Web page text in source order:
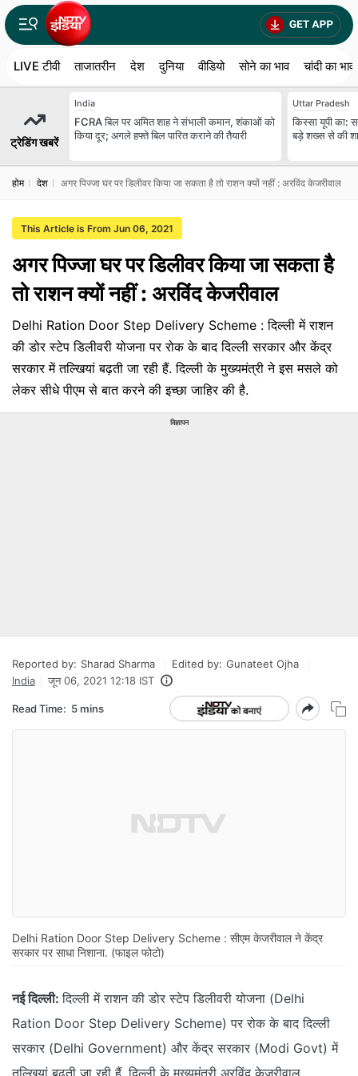
LIVE टीवी ताजातरीन देश दुनिया वीडियो सोने का भाव चांदी का भाव
ट्रेडिंग खबरें
India
FCRA बिल पर अमित शाह ने संभाली कमान, शंकाओं को
किया दूर; अगले हफ्ते बिल पारित कराने की तैयारी
Uttar Pradesh
किस्सा यूपी का:
बड़े शख्स से की
होम देश अगर पिज्जा घर पर डिलीवर किया जा सकता है तो राशन क्यों नहीं : अरविंद केजरीवाल
This Article is From Jun 06, 2021
अगर पिज्जा घर पर डिलीवर किया जा सकता है
तो राशन क्यों नहीं : अरविंद केजरीवाल
Delhi Ration Door Step Delivery Scheme : दिल्ली में राशन
की डोर स्टेप डिलीवरी योजना पर रोक के बाद दिल्ली सरकार और केंद्र
सरकार में तल्खियां बढ़ती जा रही हैं. दिल्ली के मुख्यमंत्री ने इस मसले को
लेकर सीधे पीएम से बात करने की इच्छा जाहिर की है.
विज्ञापन
Reported by: Sharad Sharma Edited by: Gunateet Ojha
India
जून 06, 2021 12:18 IST
Read Time: 5 mins
Delhi Ration Door Step Delivery Scheme : सीएम केजरीवाल ने केंद्र
सरकार पर साधा निशाना. (फाइल फोटो)
नई दिल्ली: दिल्ली में राशन की डोर स्टेप डिलीवरी योजना (Delhi
Ration Door Step Delivery Scheme) पर रोक के बाद दिल्ली
सरकार (Delhi Government) और केंद्र सरकार (Modi Govt) में